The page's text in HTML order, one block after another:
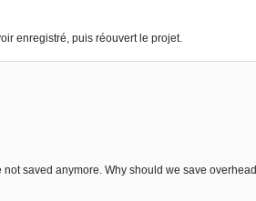
enregistré, puis réouvert le projet.
saved anymore. Why should we save overhead